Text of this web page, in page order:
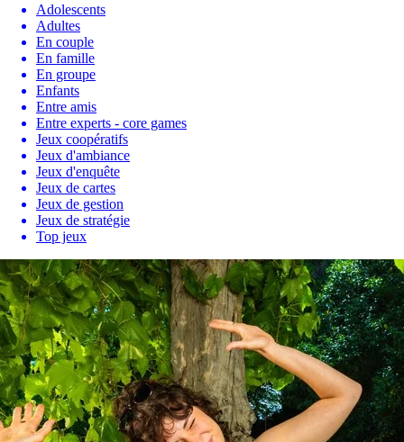
Adolescents
Adultes
En couple
En famille
En groupe
Enfants
Entre amis
Entre experts - core games
Jeux coopératifs
Jeux d'ambiance
Jeux d'enquête
Jeux de cartes
Jeux de gestion
Jeux de stratégie
Top jeux